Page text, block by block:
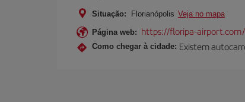
Situação: Florianópolis Veja no mapa
Página web: https://floripa-airport.com/
Como chegar à cidade: Existem